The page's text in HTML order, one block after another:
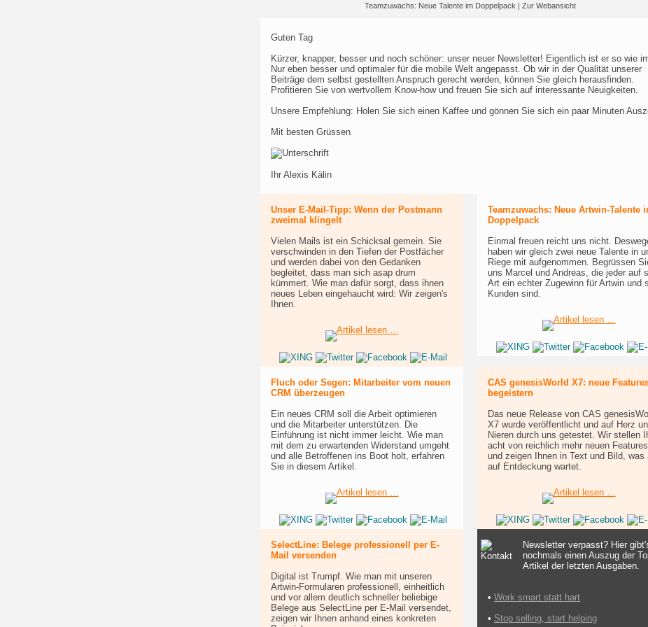
Teamzuwachs: Neue Talente im Doppelpack | Zur Webansicht
Guten Tag
Kürzer, knapper, besser und noch schöner: unser neuer Newsletter! Eigentlich ist er so wie
Nur eben besser und optimaler für die mobile Welt angepasst. Ob wir in der Qualität unserer
Beiträge dem selbst gestellten Anspruch gerecht werden, können Sie gleich herausfinden.
Profitieren Sie von wertvollem Know-how und freuen Sie sich auf interessante Neuigkeiten.
Unsere Empfehlung: Holen Sie sich einen Kaffee und gönnen Sie sich ein paar Minuten
Mit besten Grüssen
Ihr Alexis Kälin
Unser E-Mail-Tipp: Wenn der Postmann
zweimal klingelt
Vielen Mails ist ein Schicksal gemein. Sie
verschwinden in den Tiefen der Postfächer
und werden dabei von den Gedanken
begleitet, dass man sich asap drum
kümmert. Wie man dafür sorgt, dass ihnen
neues Leben eingehaucht wird: Wir zeigen's
Ihnen.
Teamzuwachs: Neue Artwin-Talente
Doppelpack
Einmal freuen reicht uns nicht.
haben wir gleich zwei neue Talente in
Riege mit aufgenommen. Begrüssen
uns Marcel und Andreas, die jeder auf
Art ein echter Zugewinn für Artwin und
Kunden sind.
Fluch oder Segen: Mitarbeiter vom neuen
CRM überzeugen
Ein neues CRM soll die Arbeit optimieren
und die Mitarbeiter unterstützen. Die
Einführung ist nicht immer leicht. Wie man
mit dem zu erwartenden Widerstand umgeht
und alle Betroffenen ins Boot holt, erfahren
Sie in diesem Artikel.
CAS genesisWorld X7: neue
begeistern
Das neue Release von CAS
X7 wurde veröffentlicht und auf Herz
Nieren durch uns getestet. Wir stellen
acht von reichlich mehr neuen
und zeigen Ihnen in Text und Bild, was
auf Entdeckung wartet.
SelectLine: Belege professionell per E-
Mail versenden
Digital ist Trumpf. Wie man mit unseren
Artwin-Formularen professionell, einheitlich
und vor allem deutlich schneller beliebige
Belege aus SelectLine per E-Mail versendet,
zeigen wir Ihnen anhand eines konkreten
Newsletter verpasst? Hier
nochmals einen Auszug der
Artikel der letzten Ausgaben.
• Work smart statt hart
• Stop selling, start helping